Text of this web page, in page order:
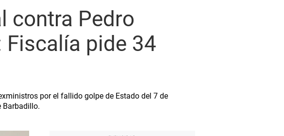
contra Pedro
pide 34
por el fallido golpe de Estado del 7 de
Barbadillo.